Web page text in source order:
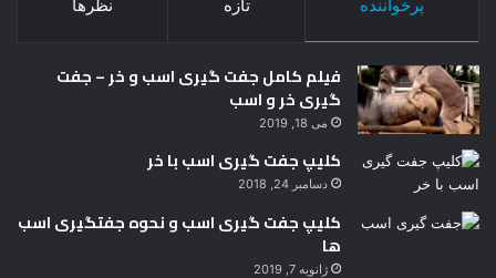
پرخواننده تازه نظرها
فیلم کامل جفت گیری اسب و خر – جفت
گیری خر و اسب
می 18, 2019
کلیپ جفت گیری اسب با خر
دسامبر 24, 2018
کلیپ جفت گیری اسب و نحوه جفتگیری اسب
ها
ژانویه 7, 2019